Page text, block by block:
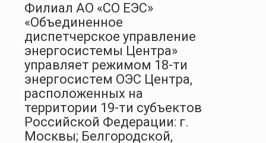
Филиал АО «СО ЕЭС»
«Объединенное
диспетчерское управление
энергосистемы Центра»
управляет режимом 18-ти
энергосистем ОЭС Центра,
расположенных на
территории 19-ти субъектов
Российской Федерации: г.
Москвы; Белгородской,